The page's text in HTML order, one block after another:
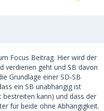
Focus Beitrag. Hier wird der
verdienen geht und SB davon
Grundlage einer SD-SB
ein SB unabhängig ist
bestreiten kann) und dass der
für beide ohne Abhängigkeit.